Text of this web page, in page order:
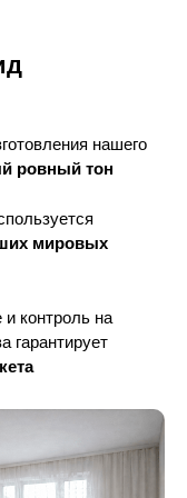
нашего
ровный тон
мировых
контроль на
гарантирует